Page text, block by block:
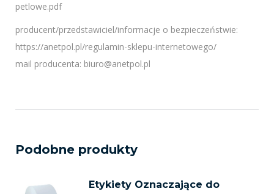
petlowe.pdf
producent/przedstawiciel/informacje o bezpieczeństwie:
https://anetpol.pl/regulamin-sklepu-internetowego/
mail producenta: biuro@anetpol.pl
Podobne produkty
Etykiety Oznaczające do